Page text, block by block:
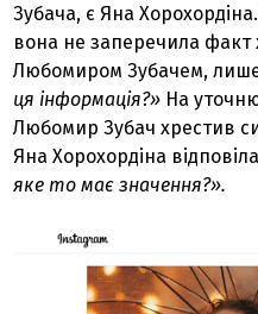
Зубача, є Яна
вона не заперечила факт
Любомиром Зубачем,
ця інформація?» На
Любомир Зубач хрестив
Яна Хорохордіна
яке то має значення?».